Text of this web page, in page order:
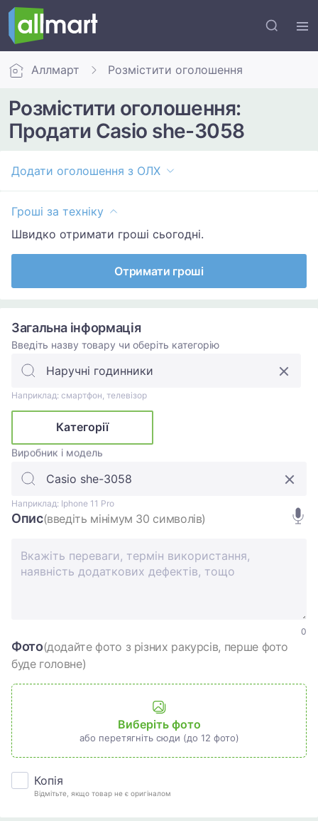
Аллмарт Розмістити оголошення
Розмістити оголошення:
Продати Casio she-3058
Додати оголошення з ОЛХ
Гроші за техніку
Швидко отримати гроші сьогодні.
Отримати гроші
Загальна інформація
Введіть назву товару чи оберіть категорію
Наприклад: смартфон, телевізор
Категорії
Виробник і модель
Наприклад: Iphone 11 Pro
Опис(введіть мінімум 30 символів)
0
Фото(додайте фото з різних ракурсів, перше фото
буде головне)
Виберіть фото
або перетягніть сюди (до 12 фото)
Копія
Відмітьте, якщо товар не є оригіналом